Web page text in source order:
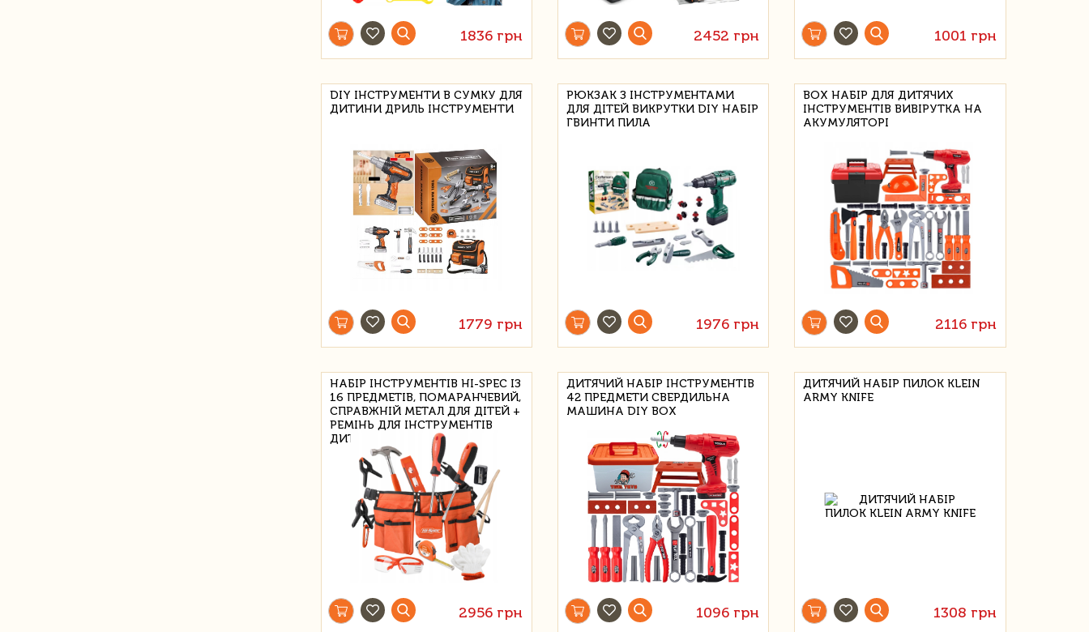
1836 грн 2452 грн 1001 грн
DIY ІНСТРУМЕНТИ В СУМКУ ДЛЯ
ДИТИНИ ДРИЛЬ ІНСТРУМЕНТИ
1779 грн
РЮКЗАК З ІНСТРУМЕНТАМИ
ДЛЯ ДІТЕЙ ВИКРУТКИ DIY НАБІР
ГВИНТИ ПИЛА
1976 грн
BOX НАБІР ДЛЯ ДИТЯЧИХ
ІНСТРУМЕНТІВ ВИВІРУТКА НА
АКУМУЛЯТОРІ
2116 грн
НАБІР ІНСТРУМЕНТІВ HI-SPEC ІЗ
16 ПРЕДМЕТІВ, ПОМАРАНЧЕВИЙ,
СПРАВЖНІЙ МЕТАЛ ДЛЯ ДІТЕЙ +
РЕМІНЬ ДЛЯ ІНСТРУМЕНТІВ
ДИТЯЧОГО РОЗМІРУ
2956 грн
ДИТЯЧИЙ НАБІР ІНСТРУМЕНТІВ
42 ПРЕДМЕТИ СВЕРДИЛЬНА
МАШИНА DIY BOX
1096 грн
ДИТЯЧИЙ НАБІР ПИЛОК KLEIN
ARMY KNIFE
1308 грн